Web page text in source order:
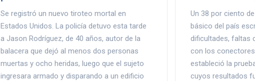
Se registró un nuevo tiroteo mortal en
Estados Unidos. La policía detuvo esta tarde
a Jason Rodríguez, de 40 años, autor de la
balacera que dejó al menos dos personas
muertas y ocho heridas, luego que el sujeto
ingresara armado y disparando a un edificio
Un 38 por ciento
básico del país
dificultades, faltas
con los
estableció la
cuyos resultados